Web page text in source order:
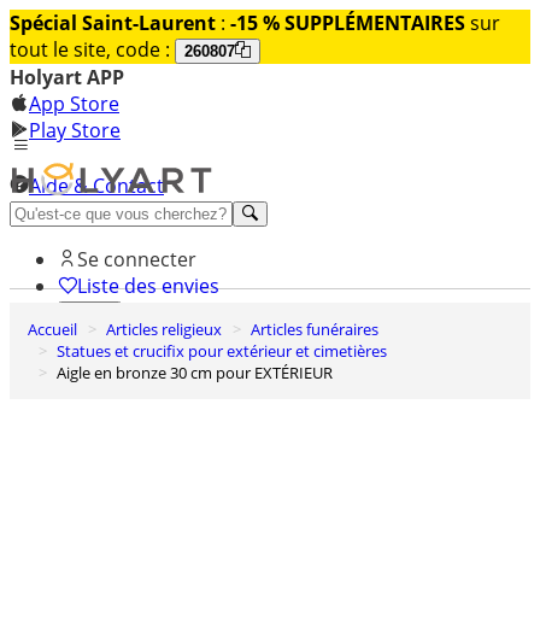
Spécial Saint-Laurent : -15 % SUPPLÉMENTAIRESsur
tout le site, code :
260807
Holyart APP
App Store
Play Store
Aide & Contact
Découvrez Premium
Se connecter
Liste des envies
0
Panier
Accueil Articles religieux
Articles funéraires
Statues et crucifix pour extérieur et cimetières
Aigle en bronze 30 cm pour EXTÉRIEUR